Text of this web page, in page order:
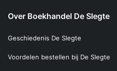
Over Boekhandel De Slegte
Geschiedenis De Slegte
Voordelen bestellen bij De Slegte